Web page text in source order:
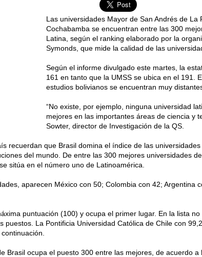
Las universidades Mayor de San Andrés de La
Cochabamba se encuentran entre las 300
Latina, según el ranking elaborado por la
Symonds, que mide la calidad de las
Según el informe divulgado este martes, la
161 en tanto que la UMSS se ubica en el 191.
estudios bolivianos se encuentran muy
“No existe, por ejemplo, ninguna universidad
mejores en las importantes áreas de ciencia y
Sowter, director de Investigación de la QS.
recuerdan que Brasil domina el índice de las
del mundo. De entre las 300 mejores universidades
sitúa en el número uno de Latinoamérica.
aparecen México con 50; Colombia con 42; Argentina
puntuación (100) y ocupa el primer lugar. En la lista
puestos. La Pontificia Universidad Católica de Chile con
Brasil ocupa el puesto 300 entre las mejores, de acuerdo